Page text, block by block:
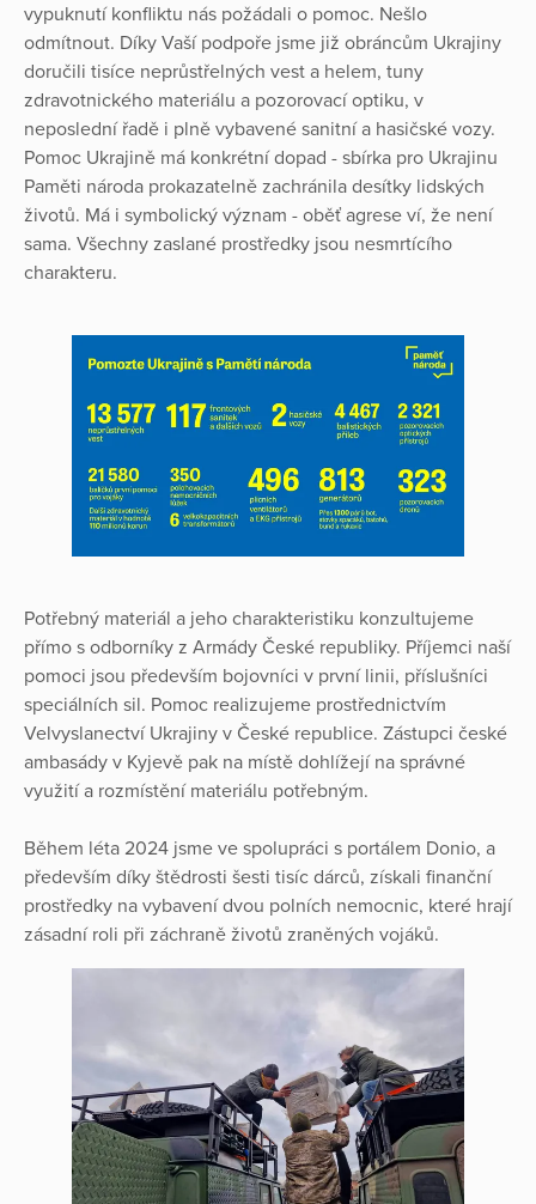
vypuknutí konfliktu nás požádali o pomoc. Nešlo
odmítnout. Díky Vaší podpoře jsme již obráncům Ukrajiny
doručili tisíce neprůstřelných vest a helem, tuny
zdravotnického materiálu a pozorovací optiku, v
neposlední řadě i plně vybavené sanitní a hasičské vozy.
Pomoc Ukrajině má konkrétní dopad - sbírka pro Ukrajinu
Paměti národa prokazatelně zachránila desítky lidských
životů. Má i symbolický význam - oběť agrese ví, že není
sama. Všechny zaslané prostředky jsou nesmrtícího
charakteru.
Potřebný materiál a jeho charakteristiku konzultujeme
přímo s odborníky z Armády České republiky. Příjemci naší
pomoci jsou především bojovníci v první linii, příslušníci
speciálních sil. Pomoc realizujeme prostřednictvím
Velvyslanectví Ukrajiny v České republice. Zástupci české
ambasády v Kyjevě pak na místě dohlížejí na správné
využití a rozmístění materiálu potřebným.
Během léta 2024 jsme ve spolupráci s portálem Donio, a
především díky štědrosti šesti tisíc dárců, získali finanční
prostředky na vybavení dvou polních nemocnic, které hrají
zásadní roli při záchraně životů zraněných vojáků.